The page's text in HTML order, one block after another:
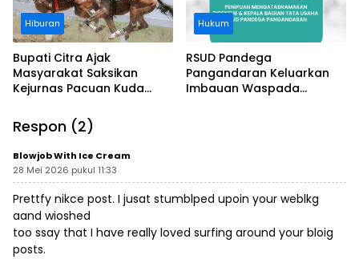
Hiburan
Bupati Citra Ajak
Masyarakat Saksikan
Kejurnas Pacuan Kuda
Legokjawa
Hukum
RSUD Pandega
Pangandaran Keluarkan
Imbauan Waspada
Respon (2)
Blowjob With Ice Cream
28 Mei 2026 pukul 11:33
Prettfy nikce post. I jusat stumblped upoin your weblkg
aand wioshed
too ssay that I have really loved surfing around your bloig
posts.